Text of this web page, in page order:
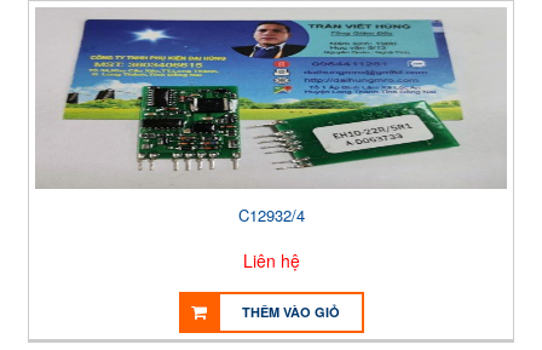
C12932/4
Liên hệ
THÊM VÀO GIỎ